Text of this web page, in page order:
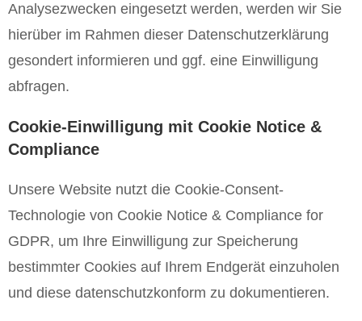
Analysezwecken eingesetzt werden, werden wir Sie
hierüber im Rahmen dieser Datenschutzerklärung
gesondert informieren und ggf. eine Einwilligung
abfragen.
Cookie-Einwilligung mit Cookie Notice &
Compliance
Unsere Website nutzt die Cookie-Consent-
Technologie von Cookie Notice & Compliance for
GDPR, um Ihre Einwilligung zur Speicherung
bestimmter Cookies auf Ihrem Endgerät einzuholen
und diese datenschutzkonform zu dokumentieren.